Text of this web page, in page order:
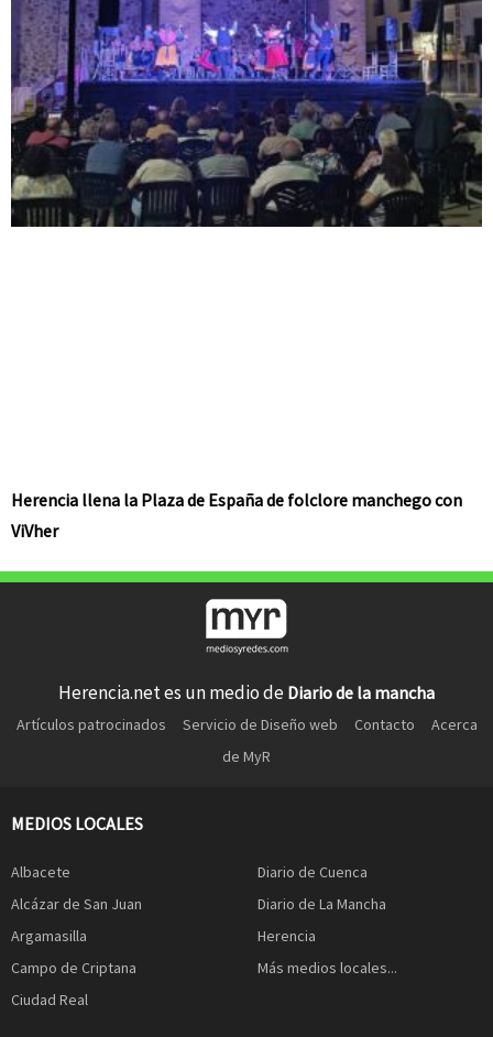
Herencia llena la Plaza de España de folclore manchego con
ViVher
Herencia.net es un medio de Diario de la mancha
Artículos patrocinados Servicio de Diseño web Contacto
Acerca
de MyR
MEDIOS LOCALES
Albacete
Alcázar de San Juan
Argamasilla
Campo de Criptana
Ciudad Real
Diario de Cuenca
Diario de La Mancha
Herencia
Más medios locales...